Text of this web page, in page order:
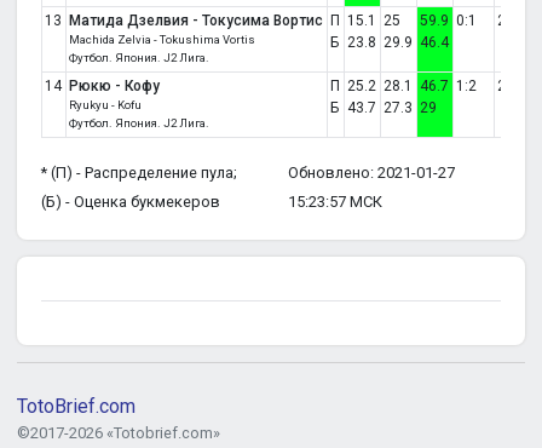
13 Матида Дзелвия - Токусима Вортис
Machida Zelvia - Tokushima Vortis
Футбол. Япония. J2 Лига.
П
Б
15.1
23.8
25
29.9
59.9
46.4
0:1 2
14 Рюкю - Кофу
Ryukyu - Kofu
Футбол. Япония. J2 Лига.
П
Б
25.2
43.7
28.1
27.3
46.7
29
1:2 2
* (П) - Распределение пула;
(Б) - Оценка букмекеров
Обновлено: 2021-01-27
15:23:57 МСК
TotoBrief.com
©2017-2026 «Totobrief.com»